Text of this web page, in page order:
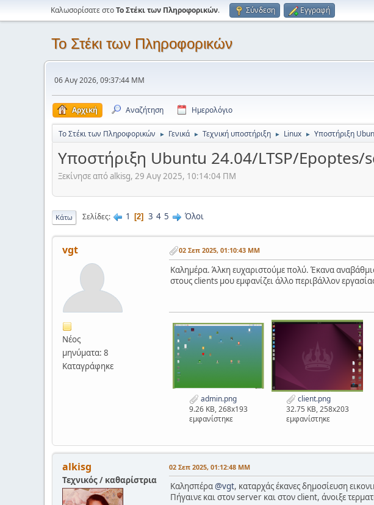
Καλωσορίσατε στοΤο Στέκι των Πληροφορικών. Σύνδεση Εγγραφή
Το Στέκι των Πληροφορικών
06 Αυγ 2026, 09:37:44 ΜΜ
Αρχική Αναζήτηση Ημερολόγιο
Το Στέκι των Πληροφορικών ► Γενικά ► Τεχνική υποστήριξη ► Linux ► Υποστήριξη
Υποστήριξη Ubuntu 24.04/LTSP/Epoptes/
Ξεκίνησε από alkisg, 29 Αυγ 2025, 10:14:04 ΠΜ
Κάτω Σελίδες 1 2 3 4 5 Όλοι
vgt
Νέος
μηνύματα: 8
Καταγράφηκε
02 Σεπ 2025, 01:10:43 ΜΜ
Καλημέρα. Άλκη ευχαριστούμε πολύ. Έκανα
στους clients μου εμφανίζει άλλο περιβάλλον
admin.png
9.26 KB, 268x193
εμφανίστηκε
client.png
32.75 KB, 258x203
εμφανίστηκε
alkisg
Τεχνικός / καθαρίστρια
02 Σεπ 2025, 01:12:48 ΜΜ
Καλησπέρα@vgt, καταρχάς έκανες δημοσίευση
Πήγαινε και στον server και στον client, άνοιξε